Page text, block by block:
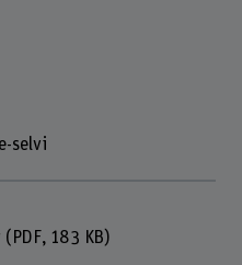
selvi
(PDF, 183 KB)